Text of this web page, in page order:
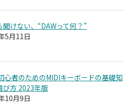
聞けない、“DAWって何？”
5月11日
心者のためのMIDIキーボードの基礎知
び方 2023年版
10月9日